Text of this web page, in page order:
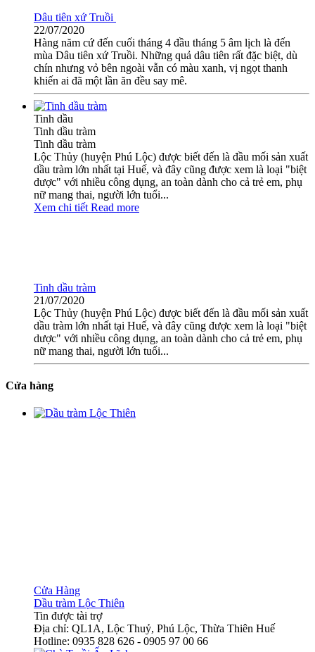
Dâu tiên xứ Truồi
22/07/2020
Hàng năm cứ đến cuối tháng 4 đầu tháng 5 âm lịch là đến
mùa Dâu tiên xứ Truồi. Những quả dâu tiên rất đặc biệt, dù
chín nhưng vỏ bên ngoài vẫn có màu xanh, vị ngọt thanh
khiến ai đã một lần ăn đều say mê.
Tinh dầu
Tinh dầu tràm
Tinh dầu tràm
Lộc Thủy (huyện Phú Lộc) được biết đến là đầu mối sản xuất
dầu tràm lớn nhất tại Huế, và đây cũng được xem là loại "biệt
dược" với nhiều công dụng, an toàn dành cho cả trẻ em, phụ
nữ mang thai, người lớn tuổi...
Xem chi tiết Read more
Tinh dầu tràm
21/07/2020
Lộc Thủy (huyện Phú Lộc) được biết đến là đầu mối sản xuất
dầu tràm lớn nhất tại Huế, và đây cũng được xem là loại "biệt
dược" với nhiều công dụng, an toàn dành cho cả trẻ em, phụ
nữ mang thai, người lớn tuổi...
Cửa hàng
Cửa Hàng
Dầu tràm Lộc Thiên
Tin được tài trợ
Địa chỉ: QL1A, Lộc Thuỷ, Phú Lộc, Thừa Thiên Huế
Hotline: 0935 828 626 - 0905 97 00 66